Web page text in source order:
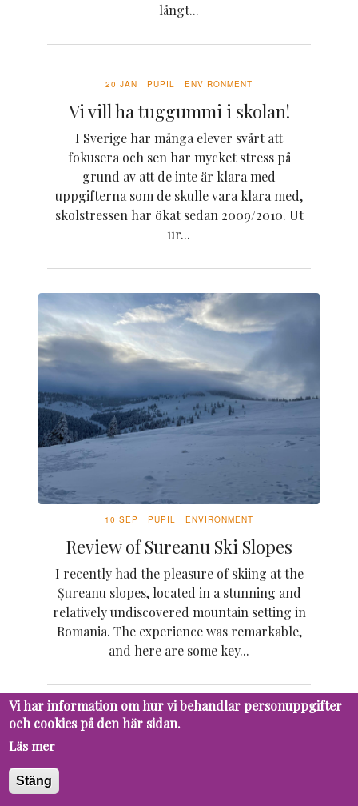
långt...
20 JAN PUPIL ENVIRONMENT
Vi vill ha tuggummi i skolan!
I Sverige har många elever svårt att
fokusera och sen har mycket stress på
grund av att de inte är klara med
uppgifterna som de skulle vara klara med,
skolstressen har ökat sedan 2009/2010. Ut
ur...
10 SEP PUPIL ENVIRONMENT
Review of Sureanu Ski Slopes
I recently had the pleasure of skiing at the
Șureanu slopes, located in a stunning and
relatively undiscovered mountain setting in
Romania. The experience was remarkable,
and here are some key...
16 MAY PUPIL
planets liv. Djurparker lockar besökare med
Vi har information om hur vi behandlar personuppgifter
och cookies på den här sidan.
Läs mer
Stäng